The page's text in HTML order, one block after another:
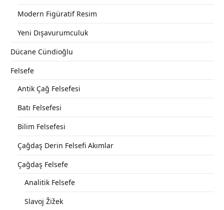
Modern Figüratif Resim
Yeni Dışavurumculuk
Dücane Cündioğlu
Felsefe
Antik Çağ Felsefesi
Batı Felsefesi
Bilim Felsefesi
Çağdaş Derin Felsefi Akımlar
Çağdaş Felsefe
Analitik Felsefe
Slavoj Žižek